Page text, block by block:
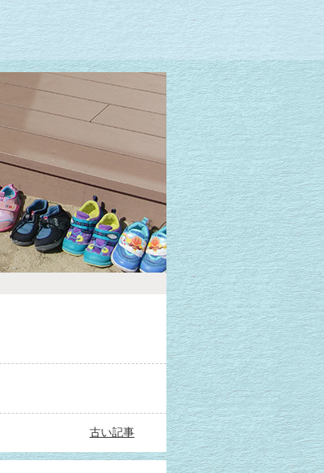
古い記事